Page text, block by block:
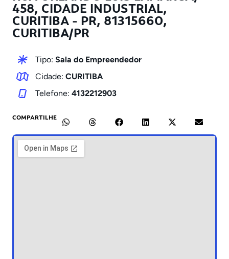
458, CIDADE INDUSTRIAL,
CURITIBA - PR, 81315660,
CURITIBA/PR
Tipo: Sala do Empreendedor
Cidade: CURITIBA
Telefone: 4132212903
COMPARTILHE